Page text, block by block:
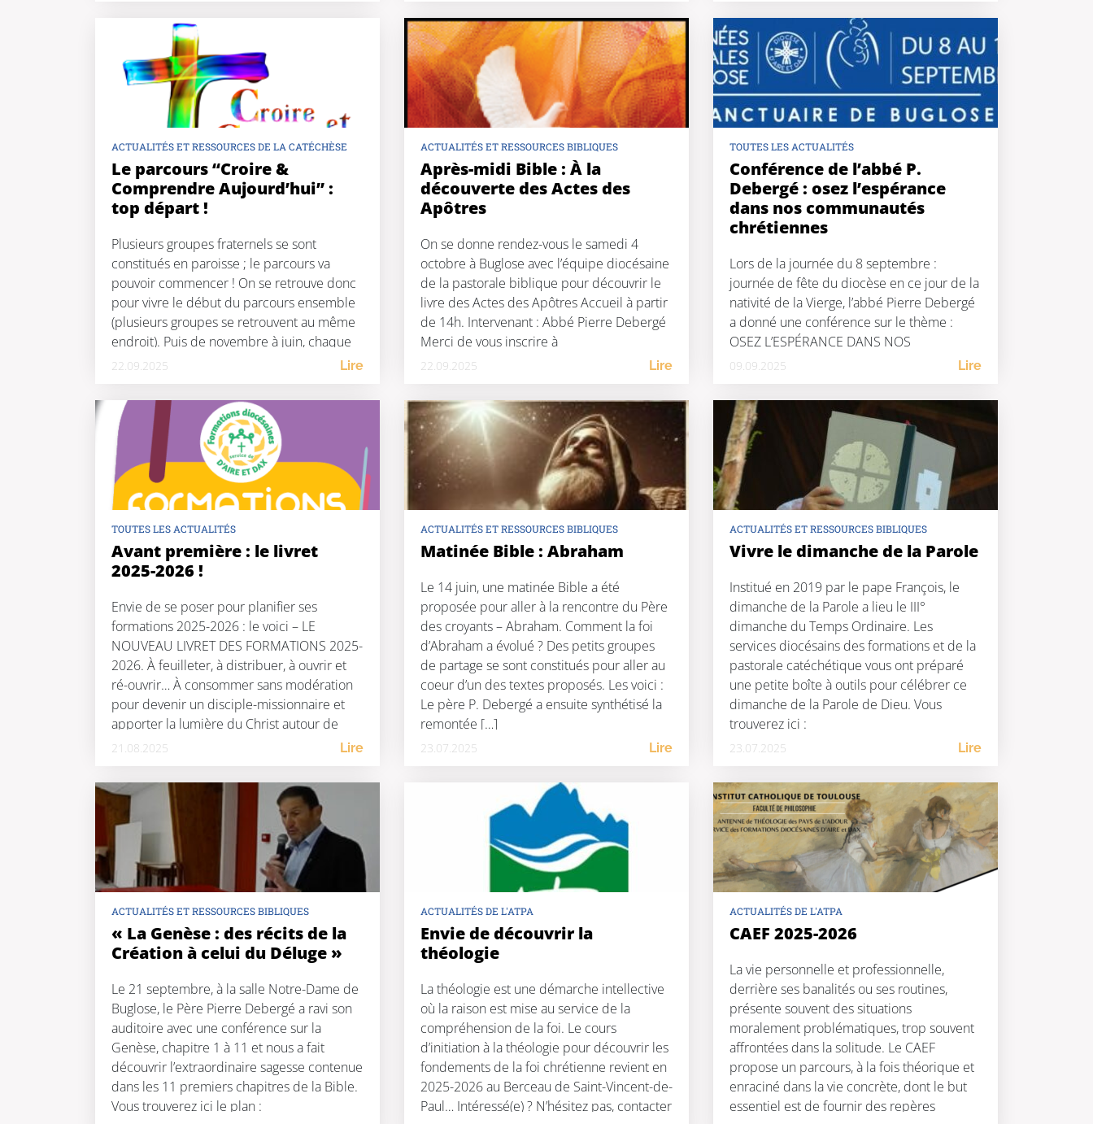
ACTUALITÉS ET RESSOURCES DE LA CATÉCHÈSE
Le parcours “Croire &
Comprendre Aujourd’hui” :
top départ !
Plusieurs groupes fraternels se sont
constitués en paroisse ; le parcours va
pouvoir commencer ! On se retrouve donc
pour vivre le début du parcours ensemble
(plusieurs groupes se retrouvent au même
endroit). Puis de novembre à juin, chaque
groupe se rencontre 1 fois par mois. Deux
visios […]
22.09.2025 Lire
ACTUALITÉS ET RESSOURCES BIBLIQUES
Après-midi Bible : À la
découverte des Actes des
Apôtres
On se donne rendez-vous le samedi 4
octobre à Buglose avec l’équipe diocésaine
de la pastorale biblique pour découvrir le
livre des Actes des Apôtres Accueil à partir
de 14h. Intervenant : Abbé Pierre Debergé
Merci de vous inscrire à
formations@diocese40.fr pour des raisons
22.09.2025 Lire
TOUTES LES ACTUALITÉS
Conférence de l’abbé P.
Debergé : osez l’espérance
dans nos communautés
chrétiennes
Lors de la journée du 8 septembre :
journée de fête du diocèse en ce jour de la
nativité de la Vierge, l’abbé Pierre Debergé
a donné une conférence sur le thème :
OSEZ L’ESPÉRANCE DANS NOS
COMMUNAUTÉS CHRÉTIENNES en lien
Belle écoute ! Voici la transcription de […]
09.09.2025 Lire
TOUTES LES ACTUALITÉS
Avant première : le livret
2025-2026 !
Envie de se poser pour planifier ses
formations 2025-2026 : le voici – LE
NOUVEAU LIVRET DES FORMATIONS 2025-
2026. À feuilleter, à distribuer, à ouvrir et
ré-ouvrir… À consommer sans modération
pour devenir un disciple-missionnaire et
apporter la lumière du Christ autour de
nous ! Tel est le but de toute formation
21.08.2025 Lire
ACTUALITÉS ET RESSOURCES BIBLIQUES
Matinée Bible : Abraham
Le 14 juin, une matinée Bible a été
proposée pour aller à la rencontre du Père
des croyants – Abraham. Comment la foi
d’Abraham a évolué ? Des petits groupes
de partage se sont constitués pour aller au
coeur d’un des textes proposés. Les voici :
Le père P. Debergé a ensuite synthétisé la
remontée […]
23.07.2025 Lire
ACTUALITÉS ET RESSOURCES BIBLIQUES
Vivre le dimanche de la Parole
Institué en 2019 par le pape François, le
dimanche de la Parole a lieu le III°
dimanche du Temps Ordinaire. Les
services diocésains des formations et de la
pastorale catéchétique vous ont préparé
une petite boîte à outils pour célébrer ce
dimanche de la Parole de Dieu. Vous
trouverez ici :
23.07.2025 Lire
ACTUALITÉS ET RESSOURCES BIBLIQUES
« La Genèse : des récits de la
Création à celui du Déluge »
Le 21 septembre, à la salle Notre-Dame de
Buglose, le Père Pierre Debergé a ravi son
auditoire avec une conférence sur la
Genèse, chapitre 1 à 11 et nous a fait
découvrir l’extraordinaire sagesse contenue
dans les 11 premiers chapitres de la Bible.
Vous trouverez ici le plan :
ACTUALITÉS DE L'ATPA
Envie de découvrir la
théologie
La théologie est une démarche intellective
où la raison est mise au service de la
compréhension de la foi. Le cours
d’initiation à la théologie pour découvrir les
fondements de la foi chrétienne revient en
2025-2026 au Berceau de Saint-Vincent-de-
Paul… Intéressé(e) ? N’hésitez pas, contacter
ACTUALITÉS DE L'ATPA
CAEF 2025-2026
La vie personnelle et professionnelle,
derrière ses banalités ou ses routines,
présente souvent des situations
moralement problématiques, trop souvent
affrontées dans la solitude. Le CAEF
propose un parcours, à la fois théorique et
enraciné dans la vie concrète, dont le but
essentiel est de fournir des repères